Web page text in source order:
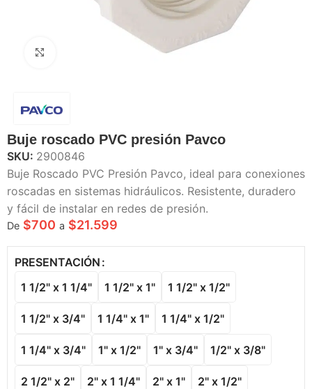
Haga Click para agrandar
Buje roscado PVC presión Pavco
SKU: 2900846
Buje Roscado PVC Presión Pavco, ideal para conexiones
roscadas en sistemas hidráulicos. Resistente, duradero
y fácil de instalar en redes de presión.
De $700 a $21.599
PRESENTACIÓN
1 1/2" x 1 1/4"
1 1/2" x 1" 1 1/2" x 1/2"
1 1/2" x 3/4" 1 1/4" x 1" 1 1/4" x 1/2"
1 1/4" x 3/4" 1" x 1/2" 1" x 3/4" 1/2" x 3/8"
2 1/2" x 2" 2" x 1 1/4" 2" x 1" 2" x 1/2"